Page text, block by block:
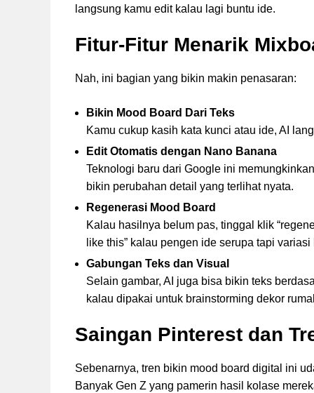
langsung kamu edit kalau lagi buntu ide.
Fitur-Fitur Menarik
Nah, ini bagian yang bikin makin penasaran:
Bikin Mood Board Dari Teks
Kamu cukup kasih kata kunci atau ide, AI
Edit Otomatis dengan Nano Banana
Teknologi baru dari Google ini
bikin perubahan detail yang terlihat nyata.
Regenerasi Mood Board
Kalau hasilnya belum pas, tinggal klik
like this” kalau pengen ide serupa tapi variasi
Gabungan Teks dan Visual
Selain gambar, AI juga bisa bikin teks
kalau dipakai untuk brainstorming dekor
Saingan Pinterest dan
Sebenarnya, tren bikin mood board digital ini
Banyak Gen Z yang pamerin hasil kolase